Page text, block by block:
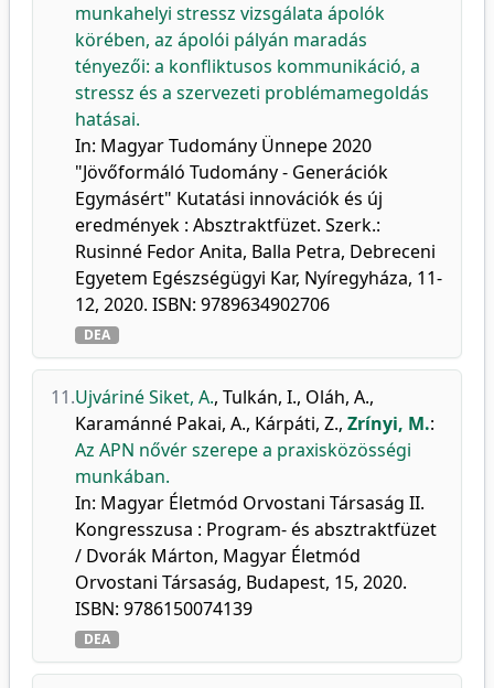
munkahelyi stressz vizsgálata ápolók
körében, az ápolói pályán maradás
tényezői: a konfliktusos kommunikáció, a
stressz és a szervezeti problémamegoldás
hatásai.
In: Magyar Tudomány Ünnepe 2020
"Jövőformáló Tudomány - Generációk
Egymásért" Kutatási innovációk és új
eredmények : Absztraktfüzet. Szerk.:
Rusinné Fedor Anita, Balla Petra, Debreceni
Egyetem Egészségügyi Kar, Nyíregyháza, 11-
12, 2020. ISBN: 9789634902706
DEA
11.Ujváriné Siket, A., Tulkán, I., Oláh, A.,
Karamánné Pakai, A., Kárpáti, Z., Zrínyi, M.:
Az APN nővér szerepe a praxisközösségi
munkában.
In: Magyar Életmód Orvostani Társaság II.
Kongresszusa : Program- és absztraktfüzet
/ Dvorák Márton, Magyar Életmód
Orvostani Társaság, Budapest, 15, 2020.
ISBN: 9786150074139
DEA